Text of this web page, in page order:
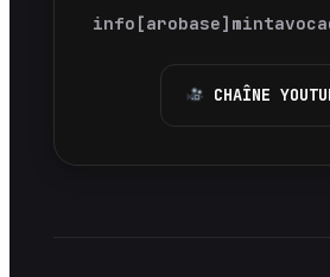
CHAÎNE